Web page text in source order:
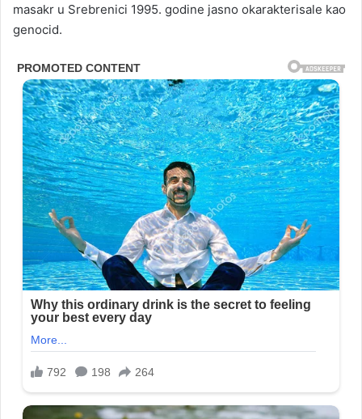
masakr u Srebrenici 1995. godine jasno okarakterisale kao
genocid.